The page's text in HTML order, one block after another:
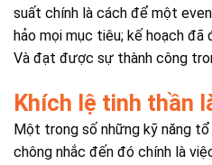
suất chính là cách để một
hảo mọi mục tiêu; kế hoạch đã
Và đạt được sự thành công
Khích lệ tinh thần
Một trong số những kỹ năng
chông nhắc đến đó chính là